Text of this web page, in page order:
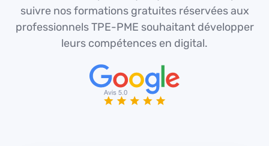
suivre nos formations gratuites réservées aux
professionnels TPE-PME souhaitant développer
leurs compétences en digital.